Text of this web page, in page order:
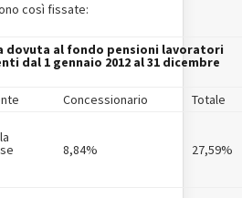
così fissate:
dovuta al fondo pensioni lavoratori
dal 1 gennaio 2012 al 31 dicembre
Concessionario
Totale
8,84% 27,59%